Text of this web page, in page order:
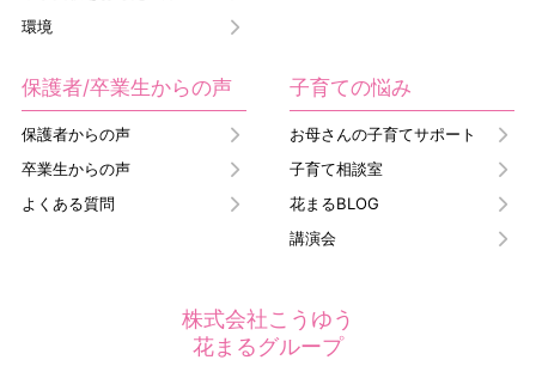
環境
保護者/卒業生からの声
保護者からの声
卒業生からの声
よくある質問
子育ての悩み
お母さんの子育てサポート
子育て相談室
花まるBLOG
講演会
株式会社こうゆう
花まるグループ